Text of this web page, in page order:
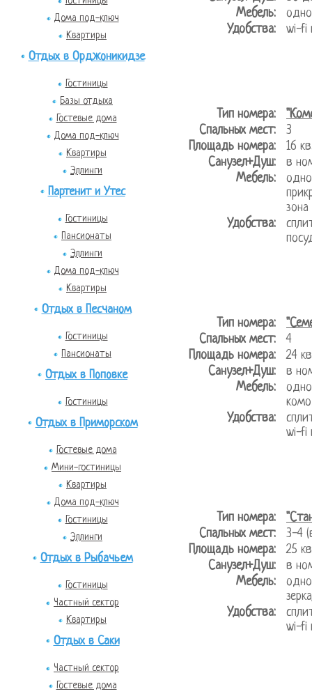
Дома под-ключ
Квартиры
Отдых в Орджоникидзе
Гостиницы
Базы отдыха
Гостевые дома
Дома под-ключ
Квартиры
Эллинги
Партенит и Утес
Гостиницы
Пансионаты
Эллинги
Дома под-ключ
Квартиры
Отдых в Песчаном
Гостиницы
Пансионаты
Отдых в Поповке
Гостиницы
Отдых в Приморском
Гостевые дома
Мини-гостиницы
Квартиры
Дома под-ключ
Гостиницы
Эллинги
Отдых в Рыбачьем
Гостиницы
Частный сектор
Квартиры
Отдых в Саки
Частный сектор
Гостевые дома
Мебель:
Удобства:
wi-fi
Тип номера:
Спальных мест:
3
Площадь номера:
16
Санузел+Душ:
в
Мебель:
зона
Удобства:
Тип номера:
Спальных мест:
4
Площадь номера:
24
Санузел+Душ:
в
Мебель:
Удобства:
wi-fi
Тип номера:
Спальных мест:
3-4
Площадь номера:
25
Санузел+Душ:
в
Мебель:
Удобства:
wi-fi